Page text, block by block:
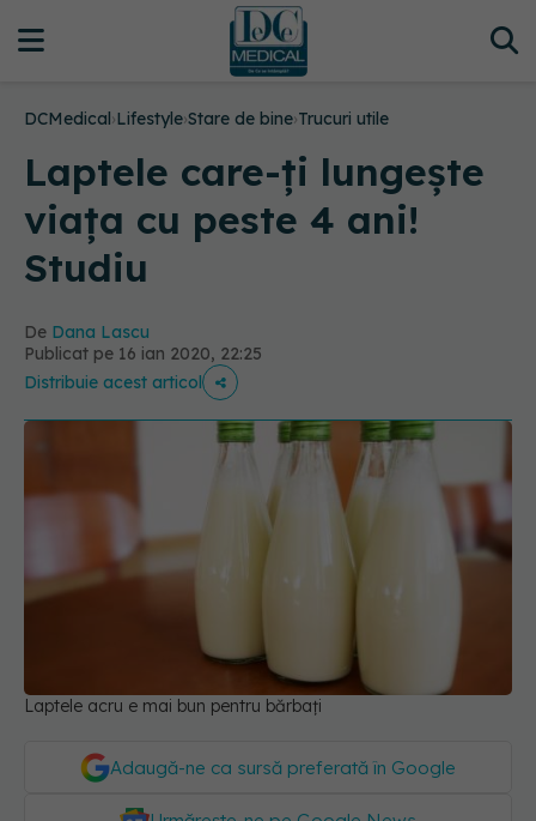
DCMedical›Lifestyle›Stare de bine›Trucuri utile
Laptele care-ți lungește
viața cu peste 4 ani!
Studiu
De Dana Lascu
Publicat pe 16 ian 2020, 22:25
Distribuie acest articol
Laptele acru e mai bun pentru bărbați
Adaugă-ne ca sursă preferată în Google